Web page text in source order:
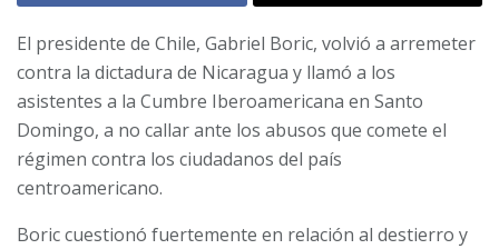
El presidente de Chile, Gabriel Boric, volvió a arremeter
contra la dictadura de Nicaragua y llamó a los
asistentes a la Cumbre Iberoamericana en Santo
Domingo, a no callar ante los abusos que comete el
régimen contra los ciudadanos del país
centroamericano.
Boric cuestionó fuertemente en relación al destierro y